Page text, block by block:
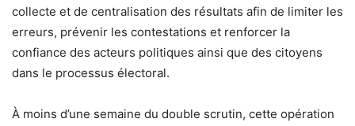
collecte et de centralisation des résultats afin de limiter les
erreurs, prévenir les contestations et renforcer la
confiance des acteurs politiques ainsi que des citoyens
dans le processus électoral.
À moins d’une semaine du double scrutin, cette opération